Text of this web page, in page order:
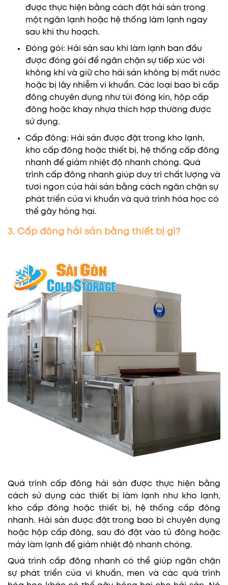
được thực hiện bằng cách đặt hải sản trong
một ngăn lạnh hoặc hệ thống làm lạnh ngay
sau khi thu hoạch.
Đóng gói: Hải sản sau khi làm lạnh ban đầu
được đóng gói để ngăn chặn sự tiếp xúc với
không khí và giữ cho hải sản không bị mất nước
hoặc bị lây nhiễm vi khuẩn. Các loại bao bì cấp
đông chuyên dụng như túi đóng kín, hộp cấp
đông hoặc khay nhựa thích hợp thường được
sử dụng.
Cấp đông: Hải sản được đặt trong kho lạnh,
kho cấp đông hoặc thiết bị, hệ thống cấp đông
nhanh để giảm nhiệt độ nhanh chóng. Quá
trình cấp đông nhanh giúp duy trì chất lượng và
tươi ngon của hải sản bằng cách ngăn chặn sự
phát triển của vi khuẩn và quá trình hóa học có
thể gây hỏng hại.
3. Cấp đông hải sản bằng thiết bị gì?
Quá trình cấp đông hải sản được thực hiện bằng
cách sử dụng các thiết bị làm lạnh như kho lạnh,
kho cấp đông hoặc thiết bị, hệ thống cấp đông
nhanh. Hải sản được đặt trong bao bì chuyên dụng
hoặc hộp cấp đông, sau đó đặt vào tủ đông hoặc
máy làm lạnh để giảm nhiệt độ nhanh chóng.
Quá trình cấp đông nhanh có thể giúp ngăn chặn
sự phát triển của vi khuẩn, men và các quá trình